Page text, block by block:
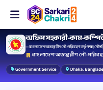
অফিস সহকারী-কাম-
— বাংলাদেশ অভ্যন্তরীণ নৌ-পরিবহন কর্তৃপক্ষ |
বাংলাদেশ অভ্যন্তরীণ নৌ-
Government Service Dhaka,